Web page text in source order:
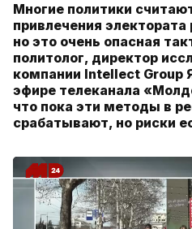
Многие политики
привлечения
но это очень опасная
политолог, директор
компании Intellect Group
эфире телеканала
что пока эти методы в
срабатывают, но риски